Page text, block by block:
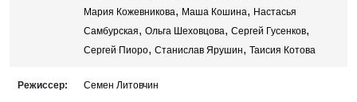
Мария Кожевникова, Маша Кошина, Настасья
Самбурская, Ольга Шеховцова, Сергей Гусенков,
Сергей Пиоро, Станислав Ярушин, Таисия Котова
Режиссер: Семен Литовчин